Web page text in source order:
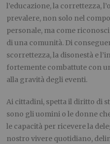
l’educazione, la correttezza,
prevalere, non solo nel
personale, ma come
di una comunità. Di
scorrettezza, la disonestà e
fortemente combattute con
alla gravità degli eventi.
Ai cittadini, spetta il diritto di
sono gli uomini o le donne
le capacità per ricevere la
nostro vivere quotidiano,